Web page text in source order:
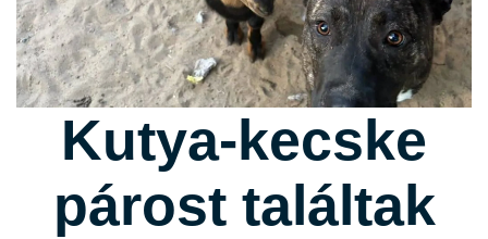
Kutya-kecske
párost találtak